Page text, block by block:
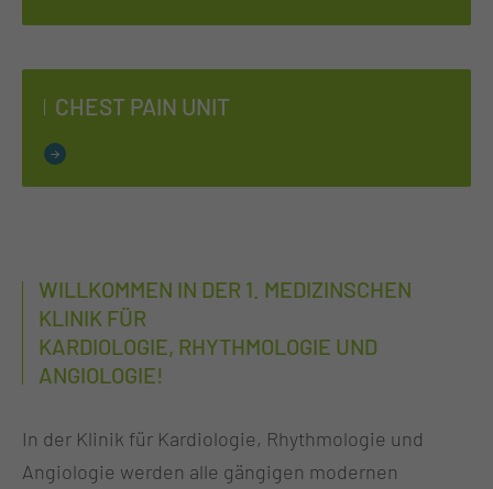
CHEST PAIN UNIT
WILLKOMMEN IN DER 1. MEDIZINSCHEN
KLINIK FÜR
KARDIOLOGIE, RHYTHMOLOGIE UND
ANGIOLOGIE!
In der Klinik für Kardiologie, Rhythmologie und
Angiologie werden alle gängigen modernen